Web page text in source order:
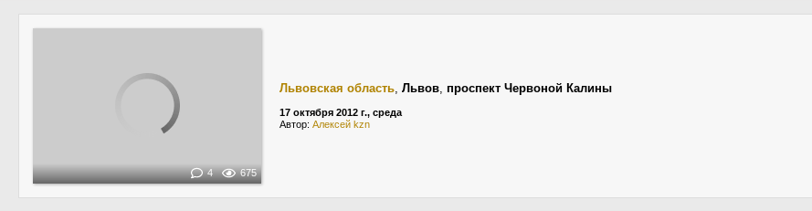
4 675
Львовская область, Львов, проспект Червоной Калины
17 октября 2012 г., среда
Автор: Алексей kzn